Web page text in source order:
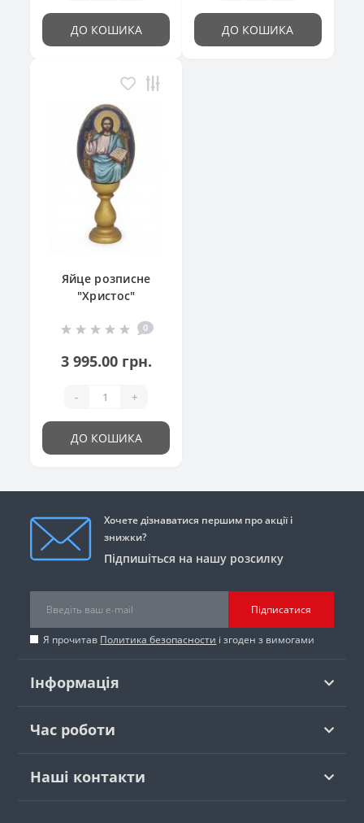
ДО КОШИКА ДО КОШИКА
Яйце розписне
"Христос"
0
3 995.00 грн.
- +
ДО КОШИКА
Хочете дізнаватися першим про акції і
знижки?
Підпишіться на нашу розсилку
Підписатися
Я прочитав Политика безопасности і згоден з вимогами
Інформація
Час роботи
Наші контакти